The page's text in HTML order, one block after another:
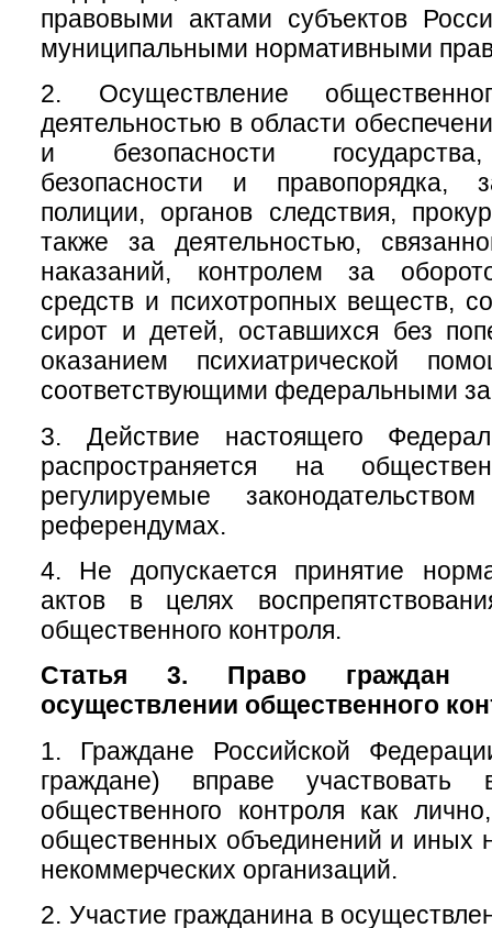
правовыми актами субъектов
муниципальными нормативными
2. Осуществление
деятельностью в области
и безопасности
безопасности и правопорядка,
полиции, органов следствия,
также за деятельностью,
наказаний, контролем за
средств и психотропных веществ,
сирот и детей, оставшихся без
оказанием психиатрической
соответствующими федеральными
3. Действие настоящего
распространяется на
регулируемые
референдумах.
4. Не допускается принятие
актов в целях
общественного контроля.
Статья 3. Право граждан
осуществлении общественного
1. Граждане Российской
граждане) вправе участвовать
общественного контроля как
общественных объединений и иных
некоммерческих организаций.
2. Участие гражданина в